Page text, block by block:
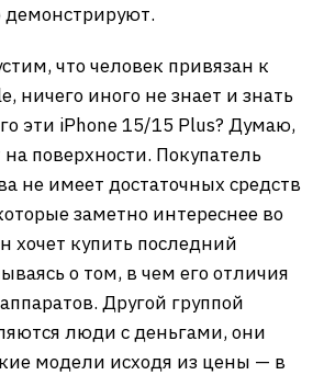
демонстрируют.
что человек привязан к
ничего иного не знает и знать
эти iPhone 15/15 Plus? Думаю,
поверхности. Покупатель
не имеет достаточных средств
заметно интереснее во
хочет купить последний
о том, в чем его отличия
Другой группой
люди с деньгами, они
модели исходя из цены — в